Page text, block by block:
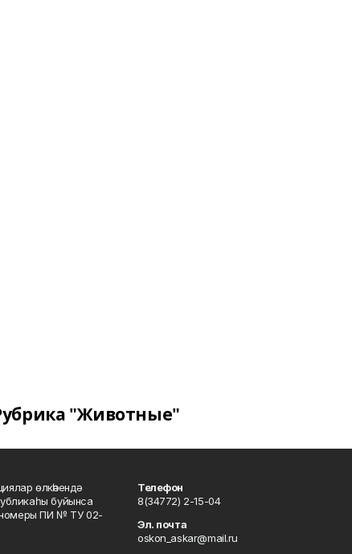
"Животные"
өлкәһендә
буйынса
номеры ПИ № ТУ 02-
Телефон
8(34772) 2-15-04
Эл. почта
oskon_askar@mail.ru